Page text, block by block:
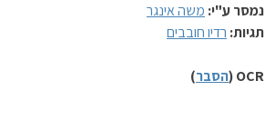
נמסר ע"י: משה אינגר
תגיות: רדיו חובבים
OCR ( הסבר)